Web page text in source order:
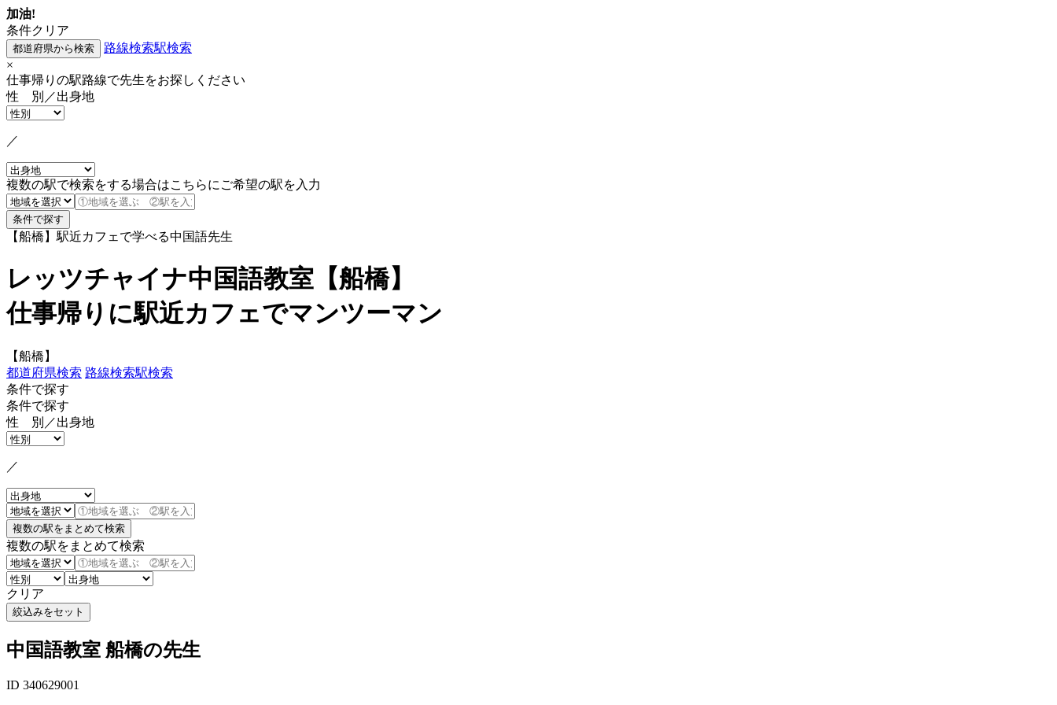
加油!
条件クリア
路線検索駅検索
×
仕事帰りの駅路線で先生をお探しください
性 別／出身地
／
複数の駅で検索をする場合はこちらにご希望の駅を入力
【船橋】駅近カフェで学べる中国語先生
レッツチャイナ中国語教室【船橋】
仕事帰りに駅近カフェでマンツーマン
【船橋】
都道府県検索 路線検索駅検索
条件で探す
条件で探す
性 別／出身地
／
複数の駅をまとめて検索
クリア
中国語教室 船橋の先生
ID 340629001